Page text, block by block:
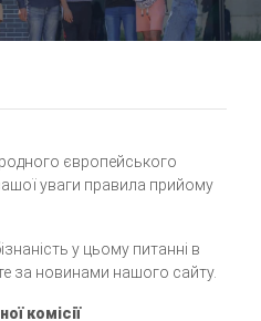
європейського
уваги правила прийому
у цьому питанні в
за новинами нашого сайту.
комісії